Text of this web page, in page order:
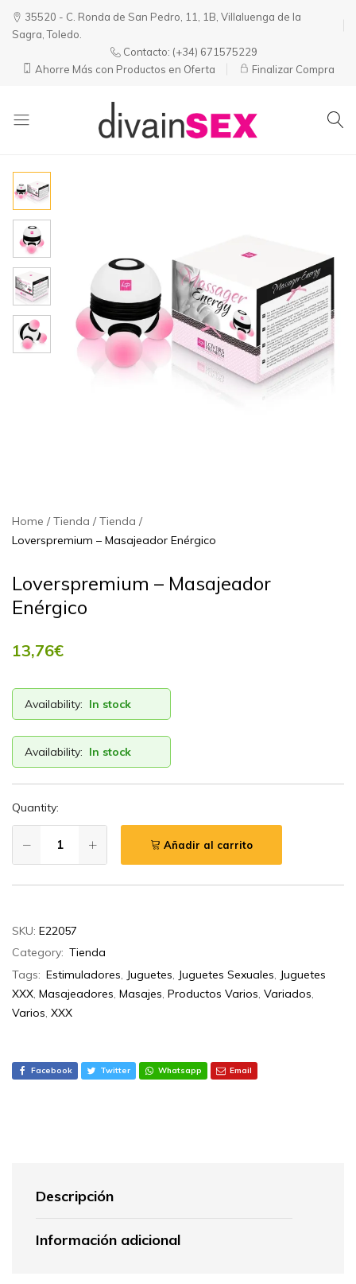
35520 - C. Ronda de San Pedro, 11, 1B, Villaluenga de la
Sagra, Toledo.
Contacto: (+34) 671575229
Ahorre Más con Productos en Oferta
Finalizar Compra
Él
Ella
Home Tienda
Tienda
Loverspremium – Masajeador Enérgico
Loverspremium – Masajeador
Enérgico
13,76€
Availability: In stock
Availability: In stock
Quantity:
Añadir al carrito
SKU: E22057
Category: Tienda
Tags: Estimuladores, Juguetes, Juguetes Sexuales, Juguetes
XXX, Masajeadores, Masajes, Productos Varios, Variados,
Varios, XXX
Facebook Twitter Whatsapp Email
Descripción
Información adicional